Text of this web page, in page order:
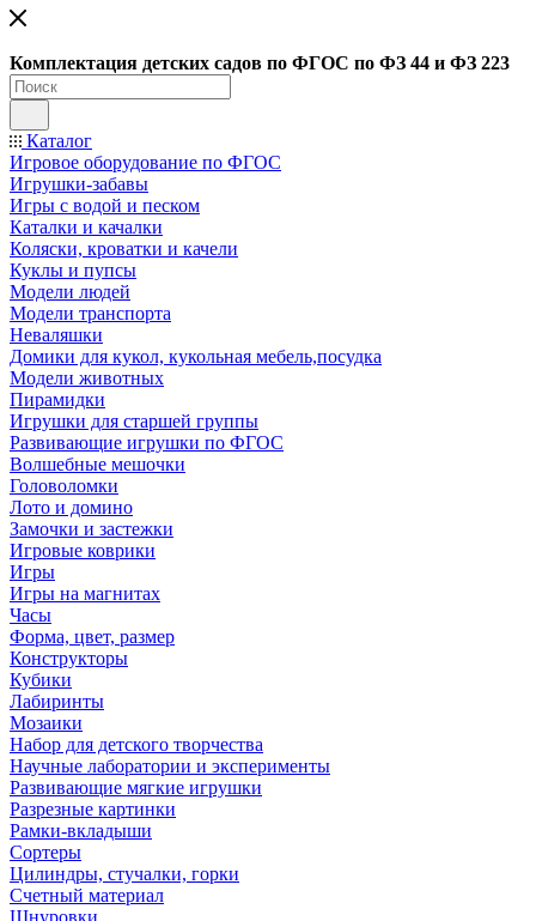
Комплектация детских садов по ФГОC по ФЗ 44 и ФЗ 223
Каталог
Игровое оборудование по ФГОС
Игрушки-забавы
Игры с водой и песком
Каталки и качалки
Коляски, кроватки и качели
Куклы и пупсы
Модели людей
Модели транспорта
Неваляшки
Домики для кукол, кукольная мебель,посудка
Модели животных
Пирамидки
Игрушки для старшей группы
Развивающие игрушки по ФГОС
Волшебные мешочки
Головоломки
Лото и домино
Замочки и застежки
Игровые коврики
Игры
Игры на магнитах
Часы
Форма, цвет, размер
Конструкторы
Кубики
Лабиринты
Мозаики
Набор для детского творчества
Научные лаборатории и эксперименты
Развивающие мягкие игрушки
Разрезные картинки
Рамки-вкладыши
Сортеры
Цилиндры, стучалки, горки
Счетный материал
Шнуровки